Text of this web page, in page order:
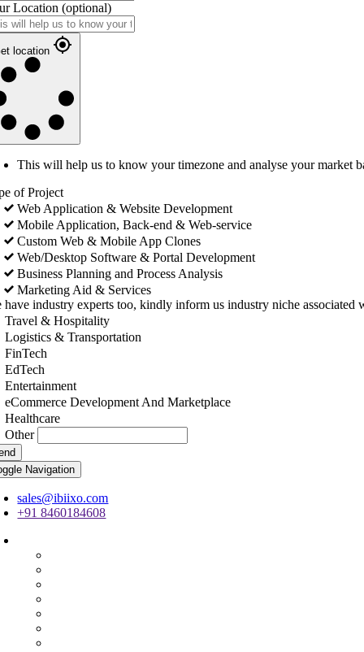
Location (optional)
location
This will help us to know your timezone and analyse your market
of Project
Web Application & Website Development
Mobile Application, Back-end & Web-service
Custom Web & Mobile App Clones
Web/Desktop Software & Portal Development
Business Planning and Process Analysis
Marketing Aid & Services
have industry experts too, kindly inform us industry niche associated
Travel & Hospitality
Logistics & Transportation
FinTech
EdTech
Entertainment
eCommerce Development And Marketplace
Healthcare
Other
Navigation
sales@ibiixo.com
+91 8460184608